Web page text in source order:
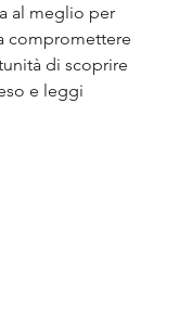
al meglio per
compromettere
di scoprire
e leggi